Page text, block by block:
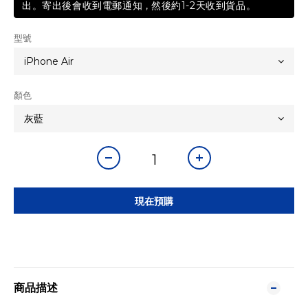
出。寄出後會收到電郵通知 , 然後約1-2天收到貨品。
型號
顏色
現在預購
商品描述